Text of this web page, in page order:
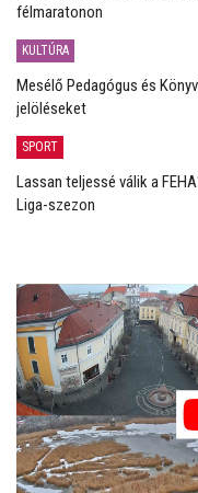
félmaratonon
KULTÚRA
Mesélő Pedagógus és
jelöléseket
SPORT
Lassan teljessé válik a
Liga-szezon